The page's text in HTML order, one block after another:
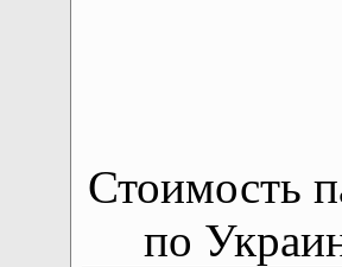
Стоимость
по